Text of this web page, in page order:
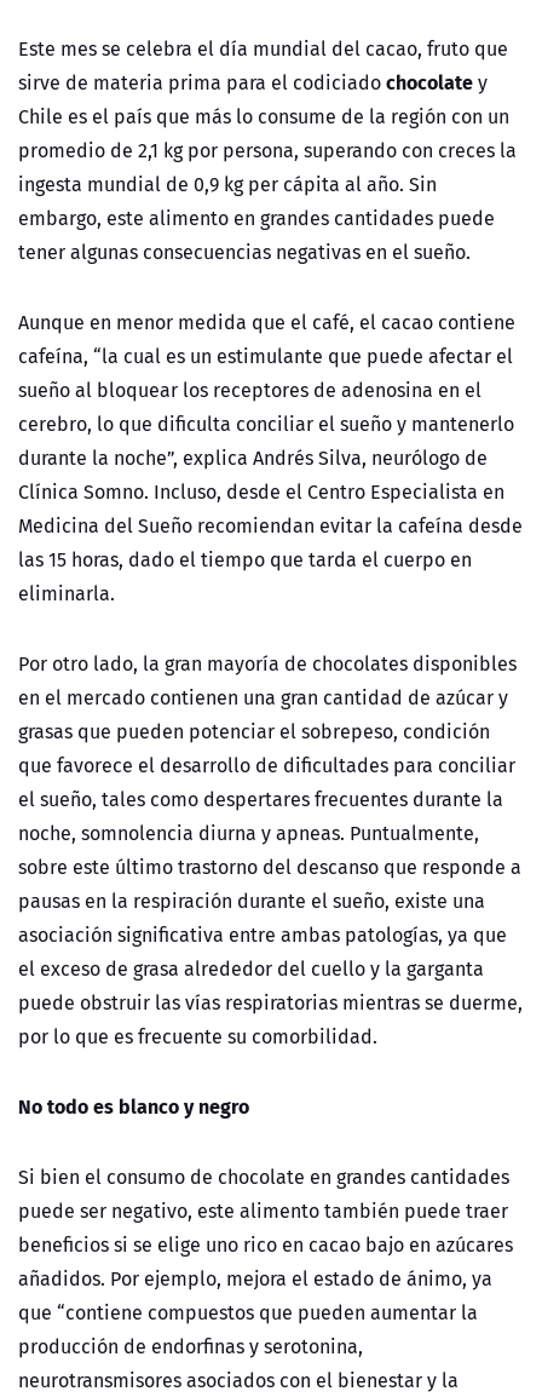
Este mes se celebra el día mundial del cacao, fruto que
sirve de materia prima para el codiciadochocolatey
Chile es el país que más lo consume de la región con un
promedio de 2,1 kg por persona, superando con creces la
ingesta mundial de 0,9 kg per cápita al año. Sin
embargo, este alimento en grandes cantidades puede
tener algunas consecuencias negativas en el sueño.
Aunque en menor medida que el café, el cacao contiene
cafeína, “la cual es un estimulante que puede afectar el
sueño al bloquear los receptores de adenosina en el
cerebro, lo que dificulta conciliar el sueño y mantenerlo
durante la noche”, explica Andrés Silva, neurólogo de
Clínica Somno. Incluso, desde el Centro Especialista en
Medicina del Sueño recomiendan evitar la cafeína desde
las 15 horas, dado el tiempo que tarda el cuerpo en
eliminarla.
Por otro lado, la gran mayoría de chocolates disponibles
en el mercado contienen una gran cantidad de azúcar y
grasas que pueden potenciar el sobrepeso, condición
que favorece el desarrollo de dificultades para conciliar
el sueño, tales como despertares frecuentes durante la
noche, somnolencia diurna y apneas. Puntualmente,
sobre este último trastorno del descanso que responde a
pausas en la respiración durante el sueño, existe una
asociación significativa entre ambas patologías, ya que
el exceso de grasa alrededor del cuello y la garganta
puede obstruir las vías respiratorias mientras se duerme,
por lo que es frecuente su comorbilidad.
No todo es blanco y negro
Si bien el consumo de chocolate en grandes cantidades
puede ser negativo, este alimento también puede traer
beneficios si se elige uno rico en cacao bajo en azúcares
añadidos. Por ejemplo, mejora el estado de ánimo, ya
que “contiene compuestos que pueden aumentar la
producción de endorfinas y serotonina,
neurotransmisores asociados con el bienestar y la